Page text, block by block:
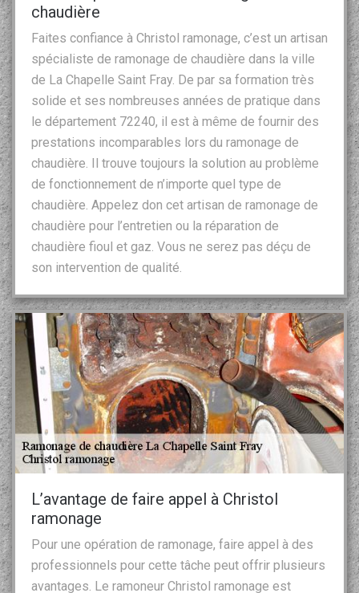
chaudière
Faites confiance à Christol ramonage, c’est un artisan
spécialiste de ramonage de chaudière dans la ville
de La Chapelle Saint Fray. De par sa formation très
solide et ses nombreuses années de pratique dans
le département 72240, il est à même de fournir des
prestations incomparables lors du ramonage de
chaudière. Il trouve toujours la solution au problème
de fonctionnement de n’importe quel type de
chaudière. Appelez don cet artisan de ramonage de
chaudière pour l’entretien ou la réparation de
chaudière fioul et gaz. Vous ne serez pas déçu de
son intervention de qualité.
L’avantage de faire appel à Christol
ramonage
Pour une opération de ramonage, faire appel à des
professionnels pour cette tâche peut offrir plusieurs
avantages. Le ramoneur Christol ramonage est